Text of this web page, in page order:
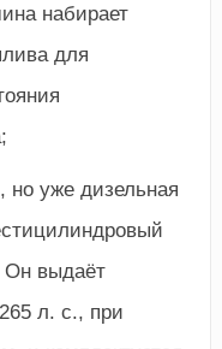
набирает
для
но уже дизельная
Он выдаёт
л. с., при